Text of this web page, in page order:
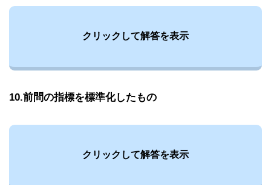
クリックして解答を表示
10.前問の指標を標準化したもの
クリックして解答を表示